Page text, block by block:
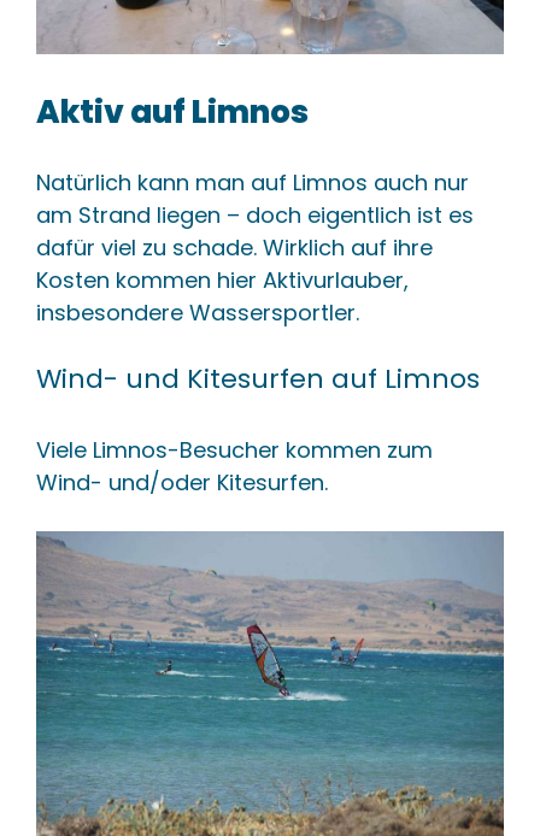
Aktiv auf Limnos
Natürlich kann man auf Limnos auch nur
am Strand liegen – doch eigentlich ist es
dafür viel zu schade. Wirklich auf ihre
Kosten kommen hier Aktivurlauber,
insbesondere Wassersportler.
Wind- und Kitesurfen auf Limnos
Viele Limnos-Besucher kommen zum
Wind- und/oder Kitesurfen.